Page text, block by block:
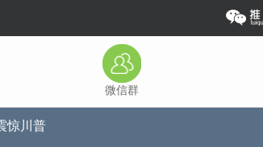
微信群
惊川普